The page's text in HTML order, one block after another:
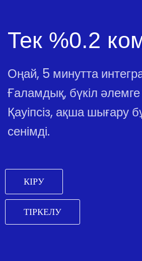
Тек %0.2
Оңай, 5 минутта
Ғаламдық, бүкіл әлемге
Қауіпсіз, ақша шығару
сенімді.
КІРУ
ТІРКЕЛУ